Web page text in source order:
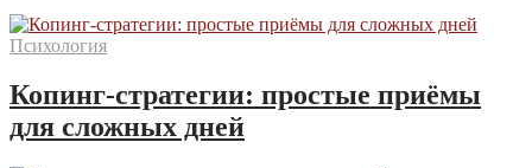
Психология
Копинг-стратегии: простые приёмы
для сложных дней